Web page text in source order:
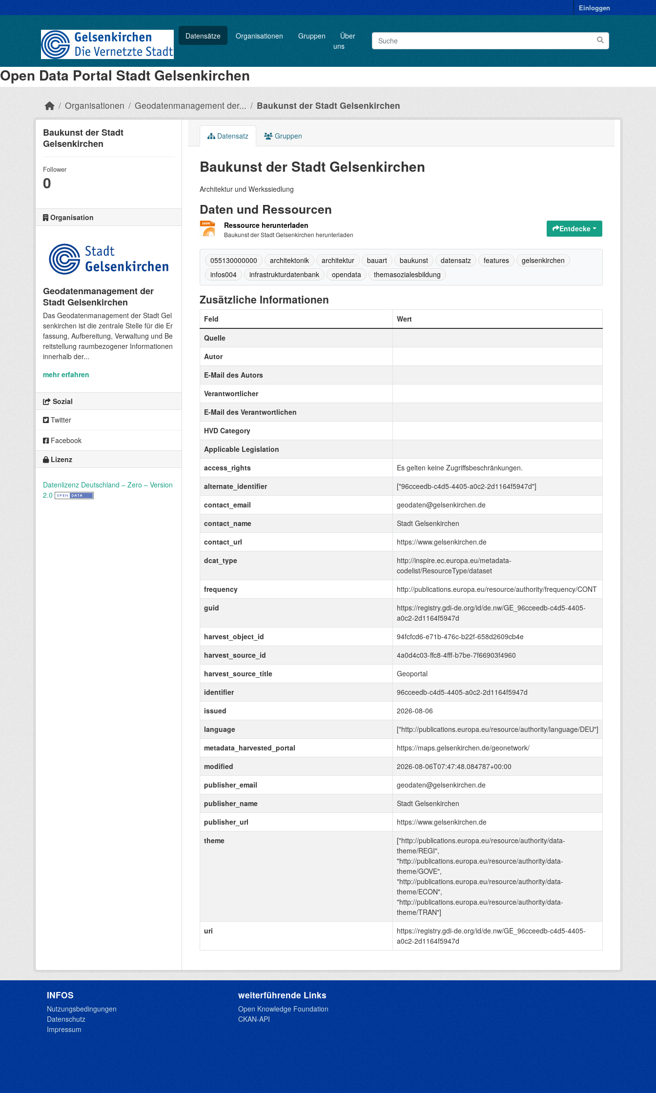
Einloggen
Datensätze Organisationen Gruppen
Über
uns
Open Data Portal Stadt Gelsenkirchen
Organisationen Geodatenmanagement der... Baukunst der Stadt Gelsenkirchen
Baukunst der Stadt
Gelsenkirchen
Follower
0
Organisation
Geodatenmanagement der
Stadt Gelsenkirchen
Das Geodatenmanagement der Stadt Gel
senkirchen ist die zentrale Stelle für die Er
fassung, Aufbereitung, Verwaltung und Be
reitstellung raumbezogener Informationen
innerhalb der...
mehr erfahren
Sozial
Twitter
Facebook
Lizenz
Datenlizenz Deutschland – Zero – Version
2.0
Datensatz Gruppen
Baukunst der Stadt Gelsenkirchen
Architektur und Werkssiedlung
Daten und Ressourcen
Ressource herunterladen
Baukunst der Stadt Gelsenkirchen herunterladen
Entdecke
055130000000 architektonik architektur bauart baukunst datensatz features
gelsenkirchen
infos004
infrastrukturdatenbank opendata themasozialesbildung
Zusätzliche Informationen
Feld
Wert
Quelle
Autor
E-Mail des Autors
Verantwortlicher
E-Mail des Verantwortlichen
HVD Category
Applicable Legislation
access_rights
Es gelten keine Zugriffsbeschränkungen.
alternate_identifier
["96cceedb-c4d5-4405-a0c2-2d1164f5947d"]
contact_email
geodaten@gelsenkirchen.de
contact_name
Stadt Gelsenkirchen
contact_url
https://www.gelsenkirchen.de
dcat_type
http://inspire.ec.europa.eu/metadata-
codelist/ResourceType/dataset
frequency
http://publications.europa.eu/resource/authority/frequency/CONT
guid
https://registry.gdi-de.org/id/de.nw/GE_96cceedb-c4d5-4405-
a0c2-2d1164f5947d
harvest_object_id
94fcfcd6-e71b-476c-b22f-658d2609cb4e
harvest_source_id
4a0d4c03-ffc8-4fff-b7be-7f66903f4960
harvest_source_title
Geoportal
identifier
96cceedb-c4d5-4405-a0c2-2d1164f5947d
issued
2026-08-06
language
["http://publications.europa.eu/resource/authority/language/DEU"]
metadata_harvested_portal
https://maps.gelsenkirchen.de/geonetwork/
modified
2026-08-06T07:47:48.084787+00:00
publisher_email
geodaten@gelsenkirchen.de
publisher_name
Stadt Gelsenkirchen
publisher_url
https://www.gelsenkirchen.de
theme
["http://publications.europa.eu/resource/authority/data-
theme/REGI",
"http://publications.europa.eu/resource/authority/data-
theme/GOVE",
"http://publications.europa.eu/resource/authority/data-
theme/ECON",
"http://publications.europa.eu/resource/authority/data-
theme/TRAN"]
uri
https://registry.gdi-de.org/id/de.nw/GE_96cceedb-c4d5-4405-
a0c2-2d1164f5947d
INFOS
Nutzungsbedingungen
Datenschutz
Impressum
weiterführende Links
Open Knowledge Foundation
CKAN-API